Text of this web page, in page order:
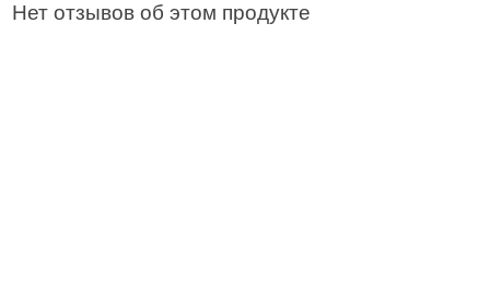
Нет отзывов об этом продукте